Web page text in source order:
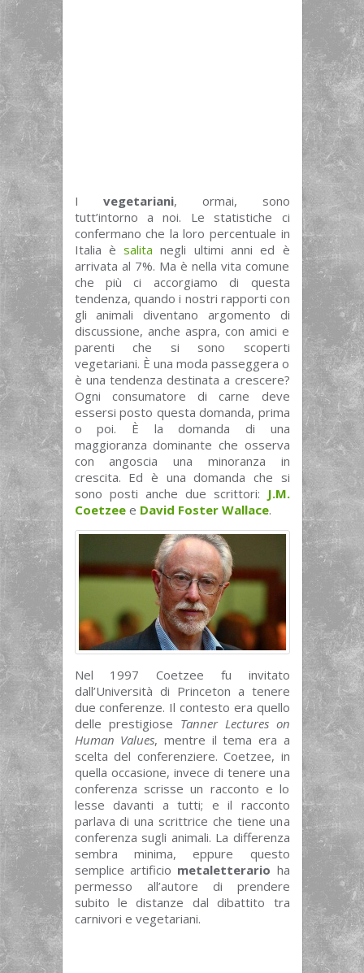
Ivegetariani, ormai, sono
tutt’intorno a noi. Le statistiche ci
confermano che la loro percentuale in
Italia èsalita negli ultimi anni ed è
arrivata al 7%. Ma è nella vita comune
che più ci accorgiamo di questa
tendenza, quando i nostri rapporti con
gli animali diventano argomento di
discussione, anche aspra, con amici e
parenti che si sono scoperti
vegetariani. È una moda passeggera o
è una tendenza destinata a crescere?
Ogni consumatore di carne deve
essersi posto questa domanda, prima
o poi. È la domanda di una
maggioranza dominante che osserva
con angoscia una minoranza in
crescita. Ed è una domanda che si
sono posti anche due scrittori: J.M.
Coetzeee David Foster Wallace.
Nel 1997 Coetzee fu invitato
dall’Università di Princeton a tenere
due conferenze. Il contesto era quello
delle prestigiose Tanner Lectures on
Human Values, mentre il tema era a
scelta del conferenziere. Coetzee, in
quella occasione, invece di tenere una
conferenza scrisse un racconto e lo
lesse davanti a tutti; e il racconto
parlava di una scrittrice che tiene una
conferenza sugli animali. La differenza
sembra minima, eppure questo
semplice artificio metaletterario ha
permesso all’autore di prendere
subito le distanze dal dibattito tra
carnivori e vegetariani.